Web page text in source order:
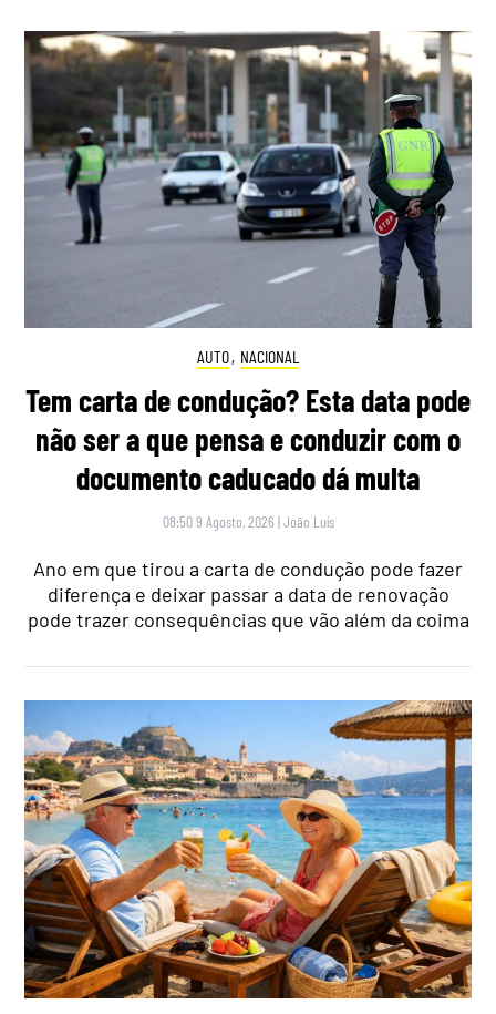
AUTO, NACIONAL
Tem carta de condução? Esta data pode
não ser a que pensa e conduzir com o
documento caducado dá multa
08:50 9 Agosto, 2026 |João Luís
Ano em que tirou a carta de condução pode fazer
diferença e deixar passar a data de renovação
pode trazer consequências que vão além da coima